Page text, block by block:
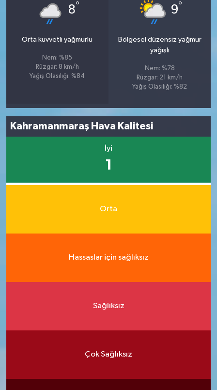
8°
Orta kuvvetli yağmurlu
Nem: %85
Rüzgar: 8 km/h
Yağış Olasılığı: %84
9°
Bölgesel düzensiz yağmur
yağışlı
Nem: %78
Rüzgar: 21 km/h
Yağış Olasılığı: %82
Kahramanmaraş Hava Kalitesi
İyi
1
Orta
Hassaslar için sağlıksız
Sağlıksız
Çok Sağlıksız